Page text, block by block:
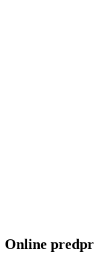
Online